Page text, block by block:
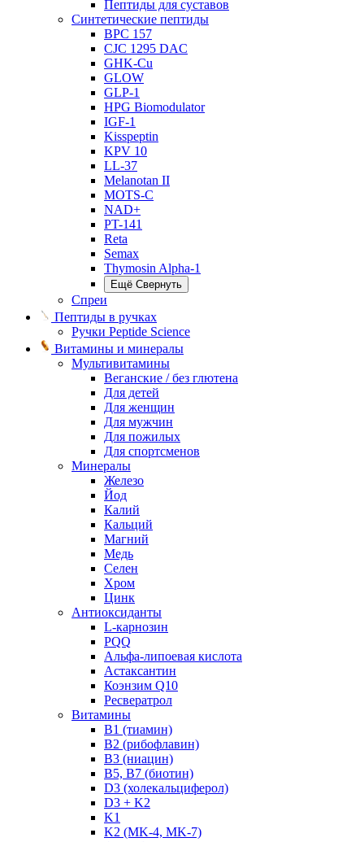
Пептиды для суставов
Синтетические пептиды
BPC 157
CJC 1295 DAC
GHK-Cu
GLOW
GLP-1
HPG Biomodulator
IGF-1
Kisspeptin
KPV 10
LL-37
Melanotan II
MOTS-C
NAD+
PT-141
Reta
Semax
Thymosin Alpha-1
Ещё Свернуть
Спреи
Пептиды в ручках
Ручки Peptide Science
Витамины и минералы
Мультивитамины
Веганские / без глютена
Для детей
Для женщин
Для мужчин
Для пожилых
Для спортсменов
Минералы
Железо
Йод
Калий
Кальций
Магний
Медь
Селен
Хром
Цинк
Антиоксиданты
L-карнозин
PQQ
Альфа-липоевая кислота
Астаксантин
Коэнзим Q10
Ресвератрол
Витамины
B1 (тиамин)
B2 (рибофлавин)
B3 (ниацин)
B5, B7 (биотин)
D3 (холекальциферол)
D3 + K2
K1
K2 (MK-4, MK-7)